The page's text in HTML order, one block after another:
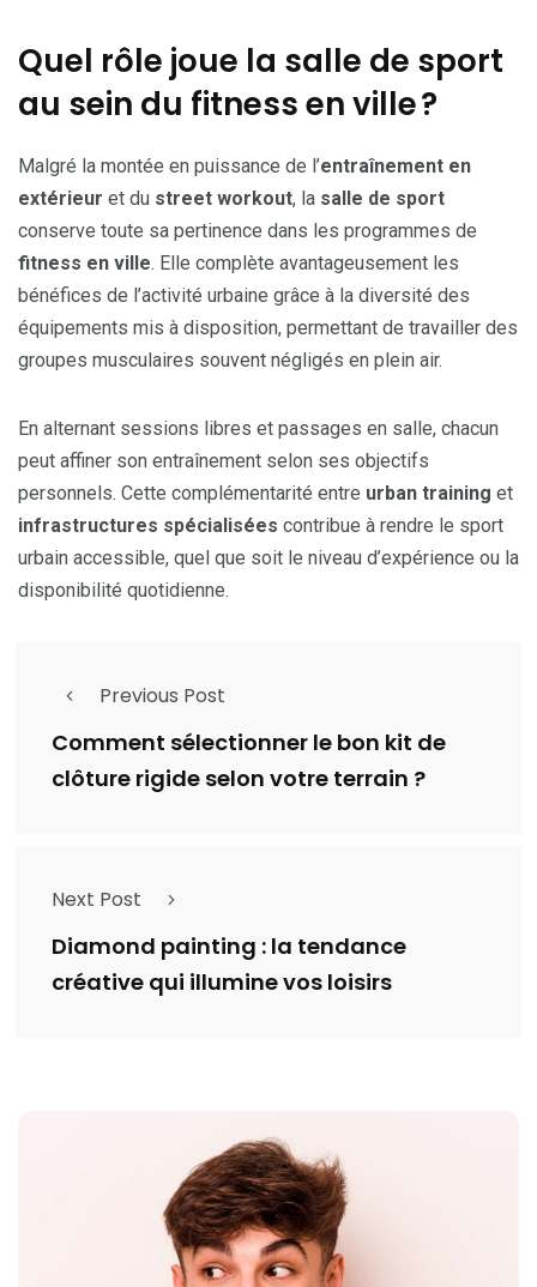
Quel rôle joue la salle de sport
au sein du fitness en ville ?
Malgré la montée en puissance de l’entraînement en
extérieur et du street workout, la salle de sport
conserve toute sa pertinence dans les programmes de
fitness en ville. Elle complète avantageusement les
bénéfices de l’activité urbaine grâce à la diversité des
équipements mis à disposition, permettant de travailler des
groupes musculaires souvent négligés en plein air.
En alternant sessions libres et passages en salle, chacun
peut affiner son entraînement selon ses objectifs
personnels. Cette complémentarité entre urban training et
infrastructures spécialisées contribue à rendre le sport
urbain accessible, quel que soit le niveau d’expérience ou la
disponibilité quotidienne.
Previous Post
Comment sélectionner le bon kit de
clôture rigide selon votre terrain ?
Next Post
Diamond painting : la tendance
créative qui illumine vos loisirs